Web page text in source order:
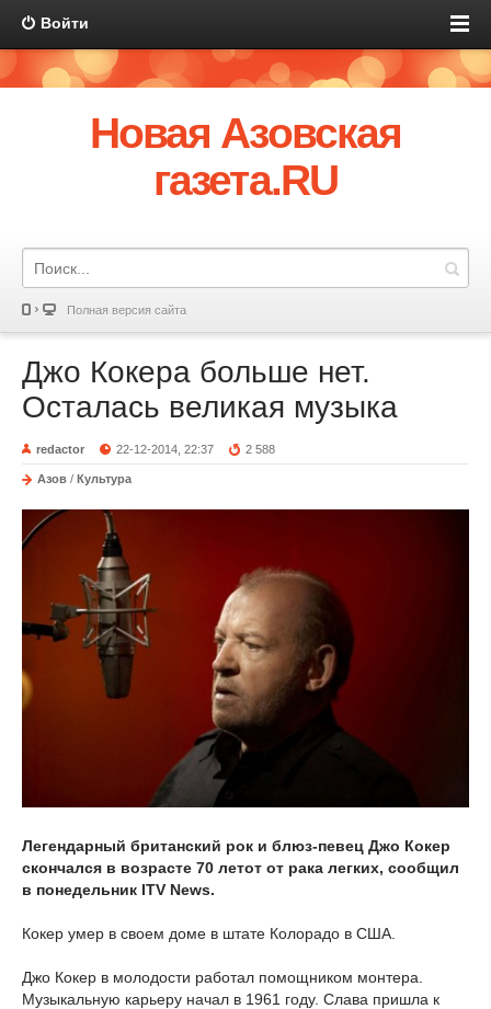
Войти
Новая Азовская
газета.RU
Полная версия сайта
Джо Кокера больше нет.
Осталась великая музыка
redactor 22-12-2014, 22:37 2 588
Азов / Культура
Легендарный британский рок и блюз-певец Джо Кокер
скончался в возрасте 70 летот от рака легких, сообщил
в понедельник ITV News.
Кокер умер в своем доме в штате Колорадо в США.
Джо Кокер в молодости работал помощником монтера.
Музыкальную карьеру начал в 1961 году. Слава пришла к